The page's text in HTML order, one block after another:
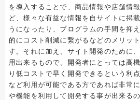
を導入することで、商品情報や店舗情
ど、様々な有益な情報を自サイトに掲
うになったり、プログラムの手間を抑
的にコスト削減に繋がるなどのメリッ
す。それに加え、サイト開発のために
用出来るもので、開発者にとっては高
り低コストで早く開発できるという利
など利用が可能である方であれば非常
や機能を利用して開発する事が出来る